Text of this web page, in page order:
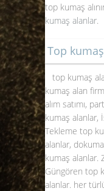
top kumaş
kumaş alanlar.
Top
top kumaş
kumaş alan
alım satımı,
kumaş alanlar,
Tekleme top
alanlar,
kumaş alanlar.
Güngören top
alanlar. her